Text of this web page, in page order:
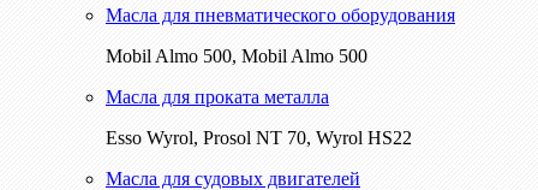
Масла для пневматического оборудования
Mobil Almo 500, Mobil Almo 500
Масла для проката металла
Esso Wyrol, Prosol NT 70, Wyrol HS22
Масла для судовых двигателей